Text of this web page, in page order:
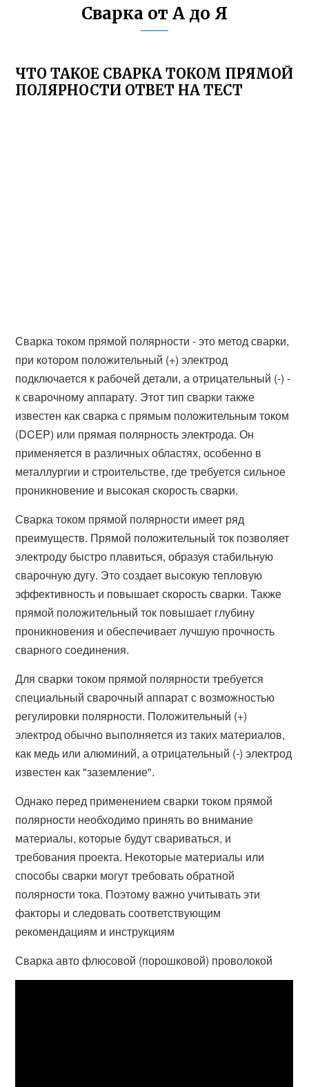
Сварка от А до Я
ЧТО ТАКОЕ СВАРКА ТОКОМ ПРЯМОЙ
ПОЛЯРНОСТИ ОТВЕТ НА ТЕСТ
Сварка током прямой полярности - это метод сварки,
при котором положительный (+) электрод
подключается к рабочей детали, а отрицательный (-) -
к сварочному аппарату. Этот тип сварки также
известен как сварка с прямым положительным током
(DCEP) или прямая полярность электрода. Он
применяется в различных областях, особенно в
металлургии и строительстве, где требуется сильное
проникновение и высокая скорость сварки.
Сварка током прямой полярности имеет ряд
преимуществ. Прямой положительный ток позволяет
электроду быстро плавиться, образуя стабильную
сварочную дугу. Это создает высокую тепловую
эффективность и повышает скорость сварки. Также
прямой положительный ток повышает глубину
проникновения и обеспечивает лучшую прочность
сварного соединения.
Для сварки током прямой полярности требуется
специальный сварочный аппарат с возможностью
регулировки полярности. Положительный (+)
электрод обычно выполняется из таких материалов,
как медь или алюминий, а отрицательный (-) электрод
известен как "заземление".
Однако перед применением сварки током прямой
полярности необходимо принять во внимание
материалы, которые будут свариваться, и
требования проекта. Некоторые материалы или
способы сварки могут требовать обратной
полярности тока. Поэтому важно учитывать эти
факторы и следовать соответствующим
рекомендациям и инструкциям
Сварка авто флюсовой (порошковой) проволокой